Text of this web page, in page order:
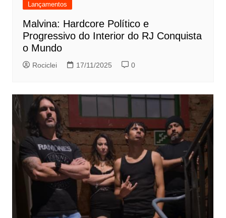
Lançamentos
Malvina: Hardcore Político e
Progressivo do Interior do RJ Conquista
o Mundo
Rociclei 17/11/2025 0